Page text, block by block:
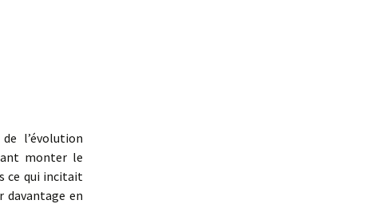
l’évolution
monter le
ce qui incitait
davantage en